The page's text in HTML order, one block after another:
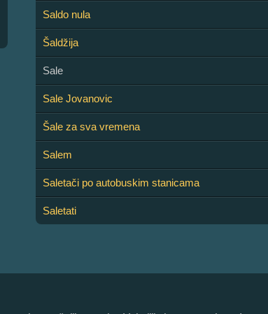
Saldo nula
Šaldžija
Sale
Sale Jovanovic
Šale za sva vremena
Salem
Saletači po autobuskim stanicama
Saletati